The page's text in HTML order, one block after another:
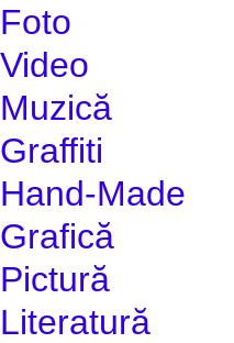
Foto
Video
Muzică
Graffiti
Hand-Made
Grafică
Pictură
Literatură